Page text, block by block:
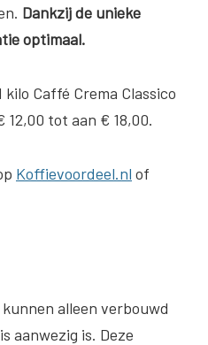
Dankzij de unieke
optimaal.
Caffé Crema Classico
tot aan € 18,00.
Koffievoordeel.nl of
alleen verbouwd
aanwezig is. Deze